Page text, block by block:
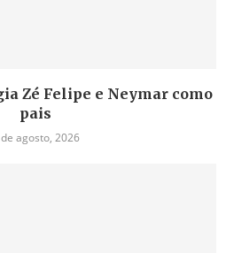
Zé Felipe e Neymar como
pais
agosto, 2026